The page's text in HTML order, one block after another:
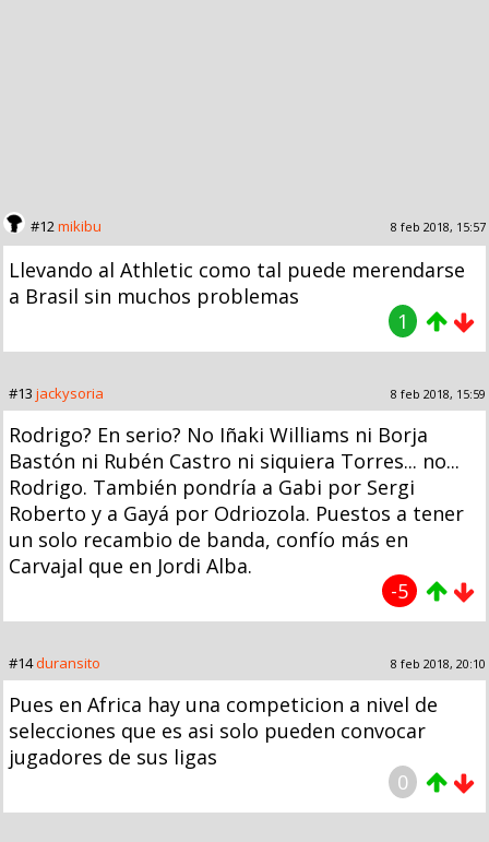
#12mikibu 8 feb 2018, 15:57
Llevando al Athletic como tal puede merendarse
a Brasil sin muchos problemas
1
#13 jackysoria 8 feb 2018, 15:59
Rodrigo? En serio? No Iñaki Williams ni Borja
Bastón ni Rubén Castro ni siquiera Torres... no...
Rodrigo. También pondría a Gabi por Sergi
Roberto y a Gayá por Odriozola. Puestos a tener
un solo recambio de banda, confío más en
Carvajal que en Jordi Alba.
-5
#14duransito 8 feb 2018, 20:10
Pues en Africa hay una competicion a nivel de
selecciones que es asi solo pueden convocar
jugadores de sus ligas
0